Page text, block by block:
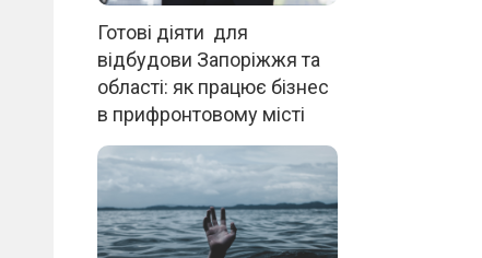
Готові діяти для
відбудови Запоріжжя та
області: як працює бізнес
в прифронтовому місті